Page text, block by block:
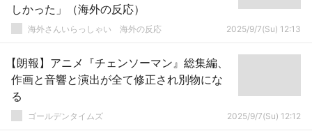
しかった」（海外の反応）
海外さんいらっしゃい 海外の反応 2025/9/7(Su) 12:13
【朗報】アニメ『チェンソーマン』総集編、
作画と音響と演出が全て修正され別物にな
る
ゴールデンタイムズ 2025/9/7(Su) 12:12